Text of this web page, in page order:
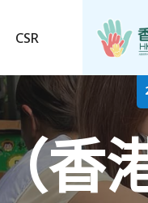
CSR
香